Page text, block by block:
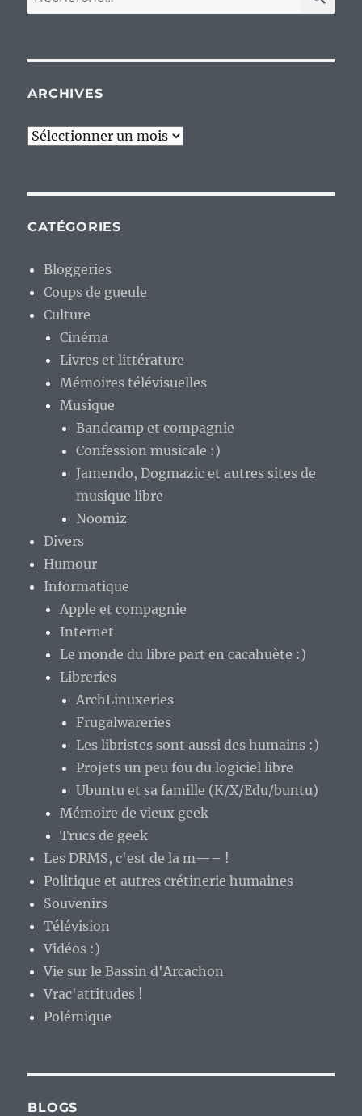
pour :
ARCHIVES
Archives
CATÉGORIES
Bloggeries
Coups de gueule
Culture
Cinéma
Livres et littérature
Mémoires télévisuelles
Musique
Bandcamp et compagnie
Confession musicale :)
Jamendo, Dogmazic et autres sites de
musique libre
Noomiz
Divers
Humour
Informatique
Apple et compagnie
Internet
Le monde du libre part en cacahuète :)
Libreries
ArchLinuxeries
Frugalwareries
Les libristes sont aussi des humains :)
Projets un peu fou du logiciel libre
Ubuntu et sa famille (K/X/Edu/buntu)
Mémoire de vieux geek
Trucs de geek
Les DRMS, c'est de la m—– !
Politique et autres crétinerie humaines
Souvenirs
Télévision
Vidéos :)
Vie sur le Bassin d'Arcachon
Vrac'attitudes !
Polémique
BLOGS